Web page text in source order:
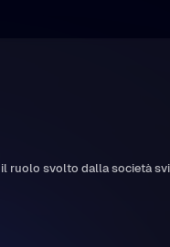
ruolo svolto dalla società